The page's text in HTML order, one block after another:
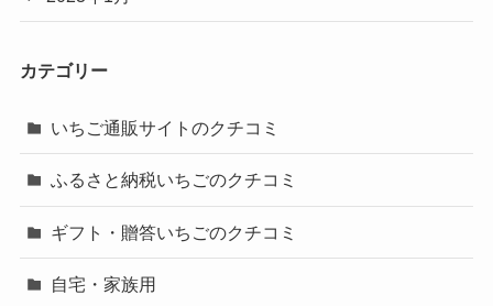
カテゴリー
いちご通販サイトのクチコミ
ふるさと納税いちごのクチコミ
ギフト・贈答いちごのクチコミ
自宅・家族用